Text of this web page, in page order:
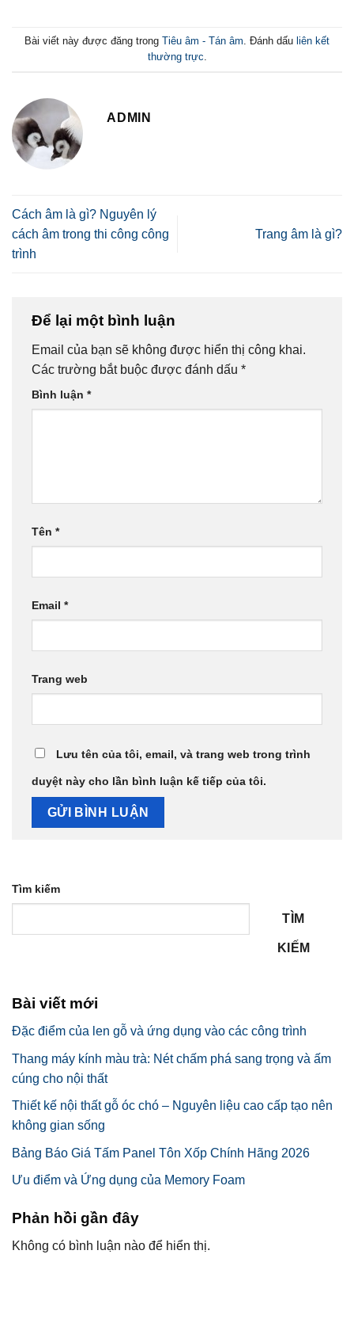
Bài viết này được đăng trong Tiêu âm - Tán âm . Đánh dấu liên kết
thường trực
ADMIN
Cách âm là gì? Nguyên lý
cách âm trong thi công công
trình
Trang âm là gì?
Để lại một bình luận
Email của bạn sẽ không được hiển thị công khai.
Các trường bắt buộc được đánh dấu *
Bình luận *
Tên *
Email *
Trang web
Lưu tên của tôi, email, và trang web trong trình
duyệt này cho lần bình luận kế tiếp của tôi.
Tìm kiếm
TÌM
KIẾM
Bài viết mới
Đặc điểm của len gỗ và ứng dụng vào các công trình
Thang máy kính màu trà: Nét chấm phá sang trọng và ấm
cúng cho nội thất
Thiết kế nội thất gỗ óc chó – Nguyên liệu cao cấp tạo nên
không gian sống
Bảng Báo Giá Tấm Panel Tôn Xốp Chính Hãng 2026
Ưu điểm và Ứng dụng của Memory Foam
Phản hồi gần đây
Không có bình luận nào để hiển thị.